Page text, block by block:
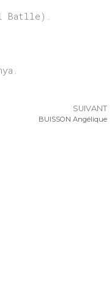
Batlle).
SUIVANT
BUISSON Angélique